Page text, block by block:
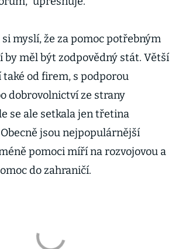
myslí, že za pomoc potřebným
by měl být zodpovědný stát. Větší
také od firem, s podporou
dobrovolnictví ze strany
se ale setkala jen třetina
jsou nejpopulárnější
pomoci míří na rozvojovou a
do zahraničí.